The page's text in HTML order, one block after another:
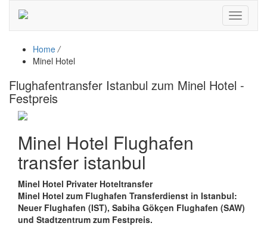
Toggle
Home /
Minel Hotel
Flughafentransfer Istanbul zum Minel Hotel -
Festpreis
Minel Hotel Flughafen
transfer istanbul
Minel Hotel Privater Hoteltransfer
Minel Hotel zum Flughafen Transferdienst in Istanbul:
Neuer Flughafen (IST), Sabiha Gökçen Flughafen (SAW)
und Stadtzentrum zum Festpreis.